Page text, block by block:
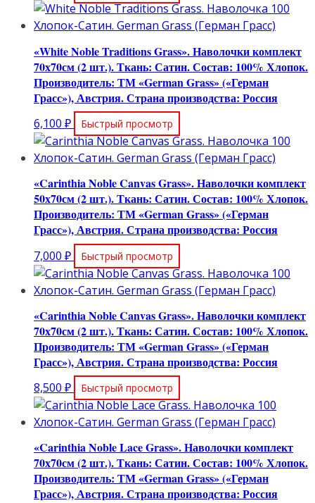
«White Noble Traditions Grass». Наволочки комплект
70х70см (2 шт.). Ткань: Сатин. Состав: 100% Хлопок.
Производитель: ТМ «German Grass» («Герман
Грасс»), Австрия. Страна производства: Россия
6,100 ₽ Быстрый просмотр
«Carinthia Noble Canvas Grass». Наволочки комплект
50х70см (2 шт.). Ткань: Сатин. Состав: 100% Хлопок.
Производитель: ТМ «German Grass» («Герман
Грасс»), Австрия. Страна производства: Россия
7,000 ₽ Быстрый просмотр
«Carinthia Noble Canvas Grass». Наволочки комплект
70х70см (2 шт.). Ткань: Сатин. Состав: 100% Хлопок.
Производитель: ТМ «German Grass» («Герман
Грасс»), Австрия. Страна производства: Россия
8,500 ₽ Быстрый просмотр
«Carinthia Noble Lace Grass». Наволочки комплект
70х70см (2 шт.). Ткань: Сатин. Состав: 100% Хлопок.
Производитель: ТМ «German Grass» («Герман
Грасс»), Австрия. Страна производства: Россия